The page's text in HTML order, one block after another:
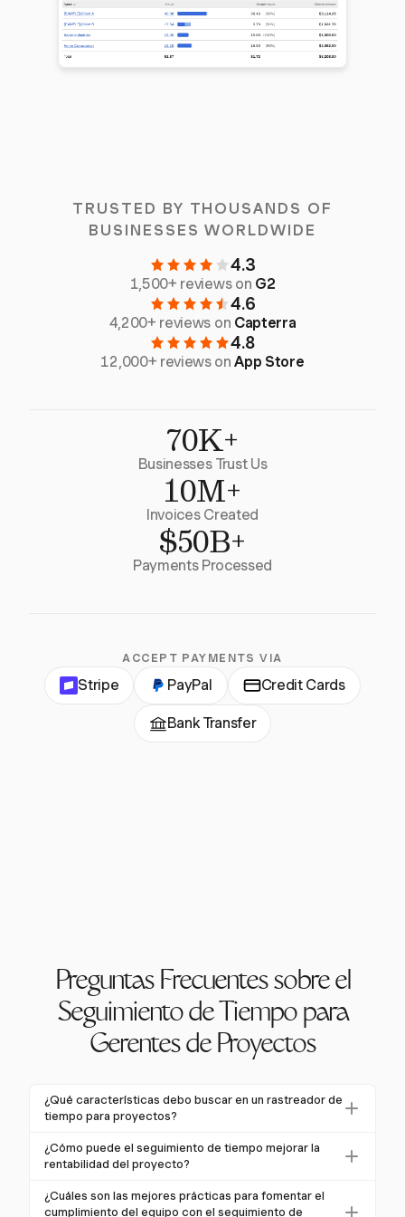
TRUSTED BY THOUSANDS OF
BUSINESSES WORLDWIDE
4.3
1,500+ reviews on G2
4.6
4,200+ reviews on Capterra
4.8
12,000+ reviews onApp Store
70K+
Businesses Trust Us
10M+
Invoices Created
$50B+
Payments Processed
ACCEPT PAYMENTS VIA
Stripe PayPal Credit Cards
Bank Transfer
Preguntas Frecuentes sobre el
Seguimiento de Tiempo para
Gerentes de Proyectos
¿Qué características debo buscar en un rastreador de
tiempo para proyectos?
Al seleccionar un rastreador de tiempo para
proyectos, busca características como informes en
de proyectos y seguimiento detallado de horas
¿Cómo puede el seguimiento de tiempo mejorar la
rentabilidad del proyecto?
El seguimiento de tiempo mejora la rentabilidad del
proyecto al identificar fuentes de costos, asegurar
¿Cuáles son las mejores prácticas para fomentar el
cumplimiento del equipo con el seguimiento de